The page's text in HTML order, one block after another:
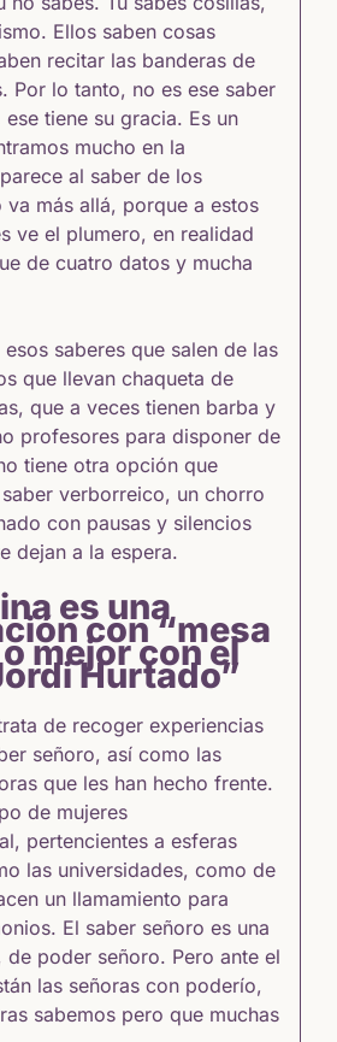
Ellos saben cosas
recitar las banderas de
Por lo tanto, no es ese saber
tiene su gracia. Es un
mucho en la
al saber de los
va más allá, porque a estos
ve el plumero, en realidad
de cuatro datos y mucha
saberes que salen de las
que llevan chaqueta de
que a veces tienen barba y
profesores para disponer de
tiene otra opción que
verborreico, un chorro
con pausas y silencios
dejan a la espera.
es una
con “mesa
mejor con el
Hurtado”
de recoger experiencias
señoro, así como las
que les han hecho frente.
de mujeres
pertencientes a esferas
las universidades, como de
un llamamiento para
El saber señoro es una
poder señoro. Pero ante el
las señoras con poderío,
sabemos pero que muchas